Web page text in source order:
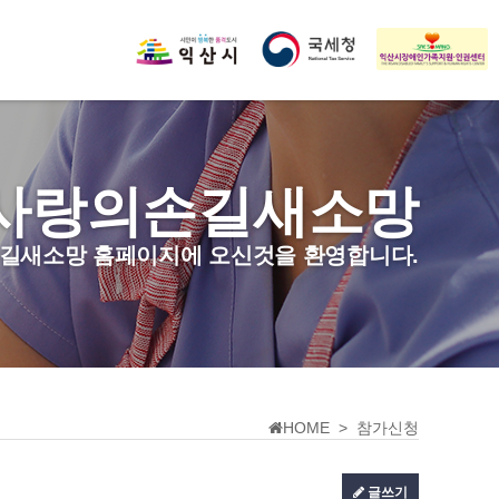
랑의손길새소망
새소망 홈페이지에 오신것을 환영합니다.
HOME > 참가신청
글쓰기